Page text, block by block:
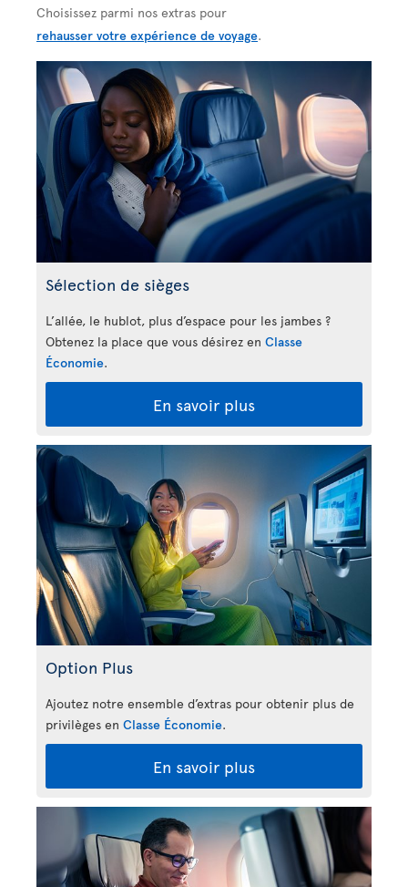
Choisissez parmi nos extras pour
rehausser votre expérience de voyage.
Sélection de sièges
L’allée, le hublot, plus d’espace pour les jambes ?
Obtenez la place que vous désirez en Classe
Économie.
En savoir plus
Option Plus
Ajoutez notre ensemble d’extras pour obtenir plus de
privilèges en Classe Économie.
En savoir plus